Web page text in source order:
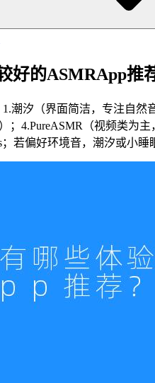
好的ASMRApp推
潮汐（界面简洁，专注自
；4.PureASMR（视频类为
若偏好环境音，潮汐或小睡